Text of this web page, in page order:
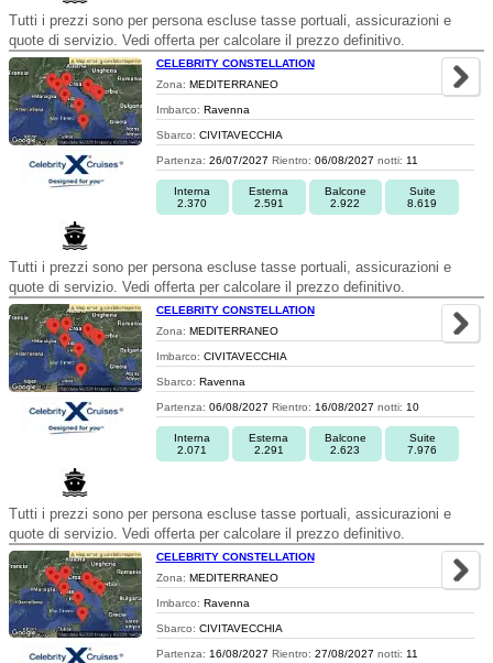
Tutti i prezzi sono per persona escluse tasse portuali, assicurazioni e
quote di servizio. Vedi offerta per calcolare il prezzo definitivo.
CELEBRITY CONSTELLATION
Zona: MEDITERRANEO
Imbarco: Ravenna
Sbarco: CIVITAVECCHIA
Partenza: 26/07/2027 Rientro: 06/08/2027 notti: 11
Interna
2.370
Esterna
2.591
Balcone
2.922
Suite
8.619
Tutti i prezzi sono per persona escluse tasse portuali, assicurazioni e
quote di servizio. Vedi offerta per calcolare il prezzo definitivo.
CELEBRITY CONSTELLATION
Zona: MEDITERRANEO
Imbarco: CIVITAVECCHIA
Sbarco: Ravenna
Partenza: 06/08/2027 Rientro: 16/08/2027 notti: 10
Interna
2.071
Esterna
2.291
Balcone
2.623
Suite
7.976
Tutti i prezzi sono per persona escluse tasse portuali, assicurazioni e
quote di servizio. Vedi offerta per calcolare il prezzo definitivo.
CELEBRITY CONSTELLATION
Zona: MEDITERRANEO
Imbarco: Ravenna
Sbarco: CIVITAVECCHIA
Partenza: 16/08/2027 Rientro: 27/08/2027 notti: 11